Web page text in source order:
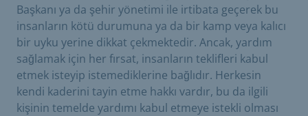
Başkanı ya da şehir yönetimi ile irtibata geçerek bu
insanların kötü durumuna ya da bir kamp veya kalıcı
bir uyku yerine dikkat çekmektedir. Ancak, yardım
sağlamak için her fırsat, insanların teklifleri kabul
etmek isteyip istemediklerine bağlıdır. Herkesin
kendi kaderini tayin etme hakkı vardır, bu da ilgili
kişinin temelde yardımı kabul etmeye istekli olması